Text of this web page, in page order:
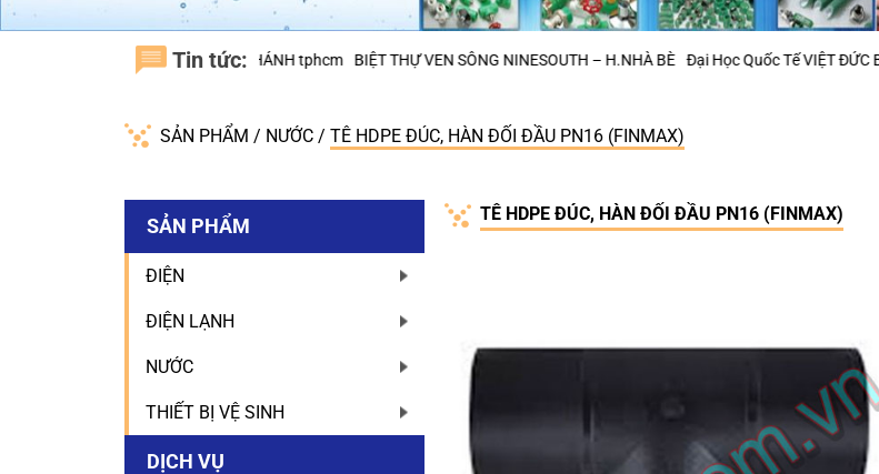
Tin tức:
SƠN, H.BÌNH CHÁNH tphcm BIỆT THỰ VEN SÔNG NINESOUTH – H.NHÀ BÈ Đại Học Quốc Tế VIỆT ĐỨC BÌNH DƯƠNG
SẢN PHẨM / NƯỚC / TÊ HDPE ĐÚC, HÀN ĐỐI ĐẦU PN16 (FINMAX)
SẢN PHẨM
ĐIỆN
ĐIỆN LẠNH
NƯỚC
THIẾT BỊ VỆ SINH
DỊCH VỤ
TÊ HDPE ĐÚC, HÀN ĐỐI ĐẦU PN16 (FINMAX)